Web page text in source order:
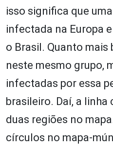
isso significa que
infectada na Europa
o Brasil. Quanto mais
neste mesmo grupo,
infectadas por essa
brasileiro. Daí, a
duas regiões no
círculos no mapa-